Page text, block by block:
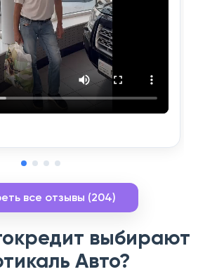
все отзывы (204)
выбирают
Авто?